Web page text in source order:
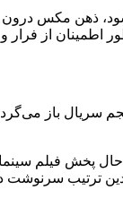
مکس درون
اطمینان از فرار
سریال باز
ترتیب